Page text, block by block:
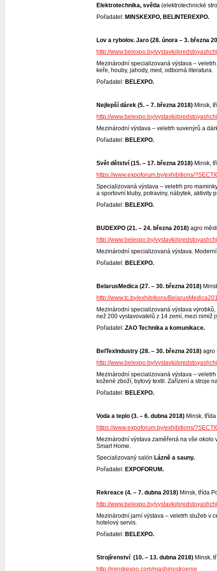
Elektrotechnika, světla (elektrotechnické
Pořadatel:MINSKEXPO, BELINTEREXPO.
Lov a rybolov. Jaro (28. února – 3. března
http://www.belexpo.by/vystavki/
Mezinárodní specializovaná výstava –
keře, houby, jahody, med, odborná literatura.
Pořadatel:BELEXPO.
Nejlepší dárek (5. – 7. března 2018) Minsk,
http://www.belexpo.by/vystavki/
Mezinárodní výstava – veletrh suvenýrů a
Pořadatel:BELEXPO.
Svět dětství (15. – 17. března 2018) Minsk,
https://www.expoforum.by/exhibitions/
Specializovaná výstava – veletrh pro
a sportovní kluby, potraviny, nábytek, aktivity
Pořadatel:BELEXPO.
BUDEXPO (21. – 24. března 2018) agro
http://www.belexpo.by/vystavki/
Mezinárodní specializovaná výstava.
Pořadatel:BELEXPO.
BelarusMedica (27. – 30. března 2018)
http://www.tc.by/exhibitions/
Mezinárodní specializovaná výstava
než 200 vystavovatelů z 14 zemí, mezi nimiž
Pořadatel:ZAO Technika a komunikace.
BelTexIndustry (28. – 30. března 2018) agro
http://www.belexpo.by/vystavki/
Mezinárodní specializovaná výstava –
kožené zboží, bytový textil. Zařízení a stroje
Pořadatel:BELEXPO.
Voda a teplo (3. – 6. dubna 2018) Minsk,
https://www.expoforum.by/exhibitions/
Mezinárodní výstava zaměřená na vše
Smart Home.
Specializovaný salónLázně a sauny.
Pořadatel:EXPOFORUM.
Rekreace (4. – 7. dubna 2018) Minsk, třída
http://www.belexpo.by/vystavki/
Mezinárodní jarní výstava – veletrh služeb v
hotelový servis.
Pořadatel:BELEXPO.
Strojírenství (10. – 13. dubna 2018) Minsk,
http://minskexpo.com/mashinostroenie